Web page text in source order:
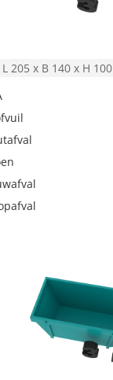
L 205 x B 140 x H 100